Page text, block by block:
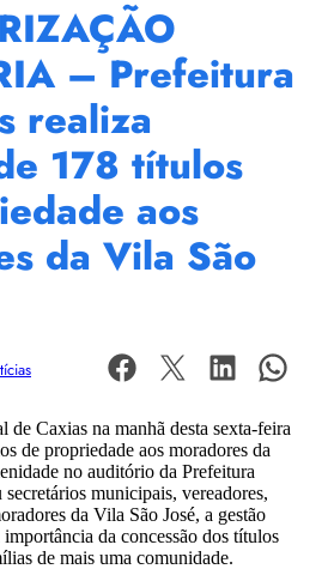
– Prefeitura
realiza
178 títulos
aos
da Vila São
Caxias na manhã desta sexta-feira
de propriedade aos moradores da
no auditório da Prefeitura
municipais, vereadores,
da Vila São José, a gestão
da concessão dos títulos
de mais uma comunidade.